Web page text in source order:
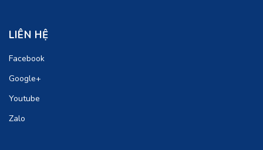
LIÊN HỆ
Facebook
Google+
Youtube
Zalo